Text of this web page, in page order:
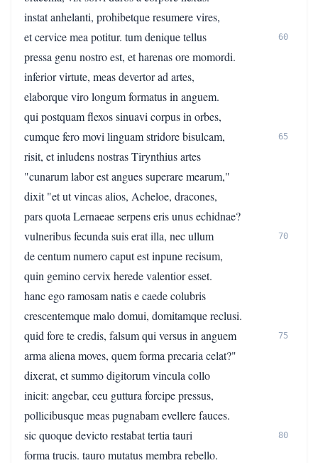
instat anhelanti, prohibetque resumere vires,
et cervice mea potitur. tum denique tellus
60
pressa genu nostro est, et harenas ore momordi.
inferior virtute, meas devertor ad artes,
elaborque viro longum formatus in anguem.
qui postquam flexos sinuavi corpus in orbes,
cumque fero movi linguam stridore bisulcam,
65
risit, et inludens nostras Tirynthius artes
"cunarum labor est angues superare mearum,"
dixit "et ut vincas alios, Acheloe, dracones,
pars quota Lernaeae serpens eris unus echidnae?
vulneribus fecunda suis erat illa, nec ullum
70
de centum numero caput est inpune recisum,
quin gemino cervix herede valentior esset.
hanc ego ramosam natis e caede colubris
crescentemque malo domui, domitamque reclusi.
quid fore te credis, falsum qui versus in anguem
75
arma aliena moves, quem forma precaria celat?"
dixerat, et summo digitorum vincula collo
inicit: angebar, ceu guttura forcipe pressus,
pollicibusque meas pugnabam evellere fauces.
sic quoque devicto restabat tertia tauri
80
forma trucis. tauro mutatus membra rebello.